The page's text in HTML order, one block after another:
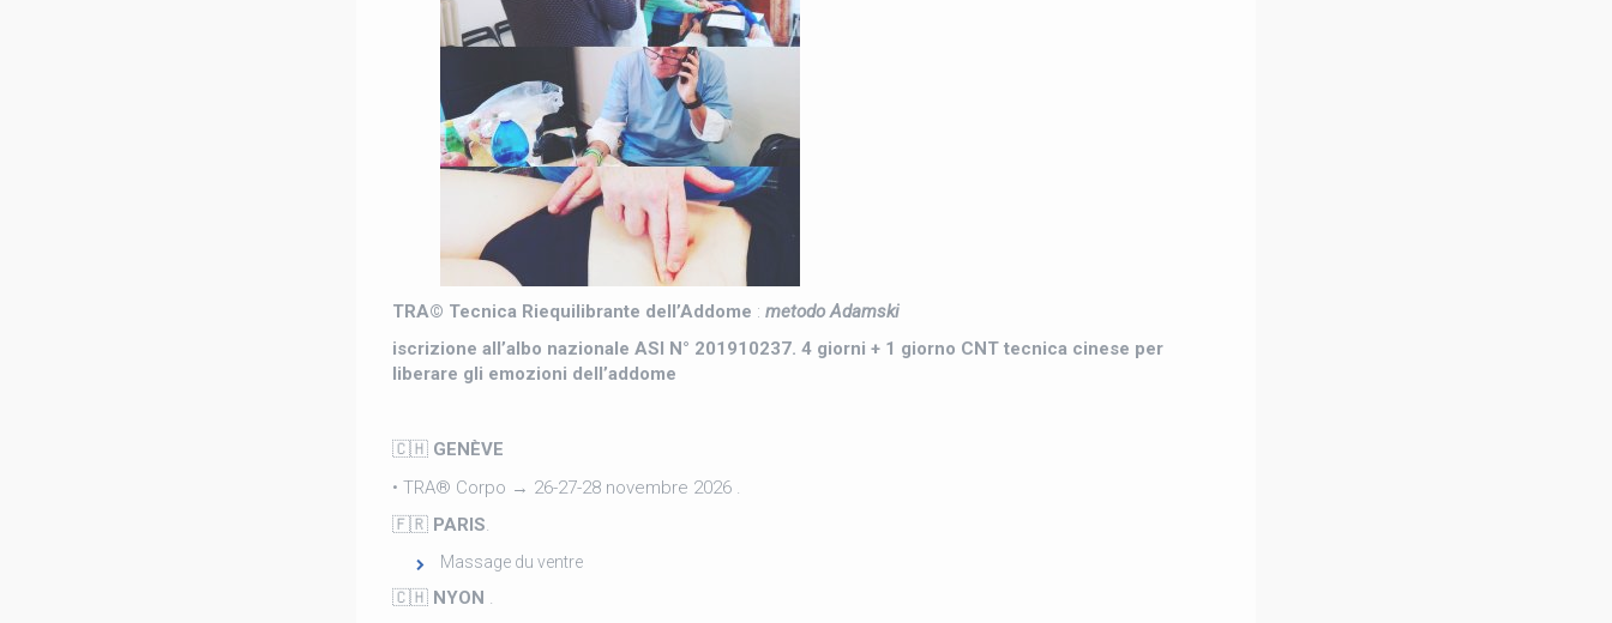
TRA© Tecnica Riequilibrante dell’Addome : metodo Adamski
iscrizione all’albo nazionale ASI N° 201910237. 4 giorni + 1 giorno CNT tecnica cinese per
liberare gli emozioni dell’addome
🇨🇭 GENÈVE
• TRA® Corpo → 26-27-28 novembre 2026 .
🇫🇷 PARIS.
Massage du ventre
🇨🇭 NYON .